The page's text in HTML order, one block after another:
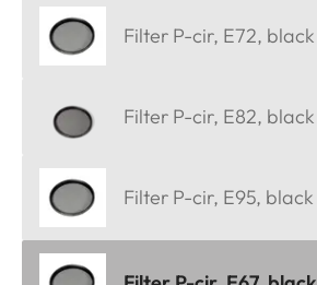
Filter P-cir, E72, black
Filter P-cir, E82, black
Filter P-cir, E95, black